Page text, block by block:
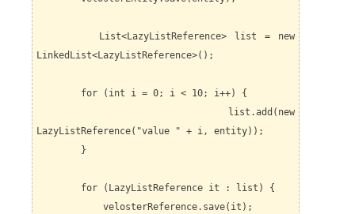
List<LazyListReference> list = new
LinkedList<LazyListReference>();
for (int i = 0; i < 10; i++) {
list.add(new
LazyListReference("value " + i, entity));
}
for (LazyListReference it : list) {
velosterReference.save(it);